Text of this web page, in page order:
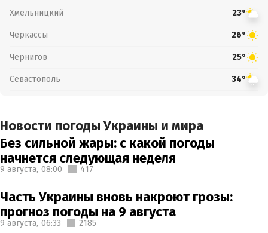
Хмельницкий 23°
Черкассы 26°
Чернигов 25°
Севастополь 34°
Новости погоды Украины и мира
Без сильной жары: с какой погоды
начнется следующая неделя
9 августа, 08:00 417
Часть Украины вновь накроют грозы:
прогноз погоды на 9 августа
9 августа, 06:33 2185